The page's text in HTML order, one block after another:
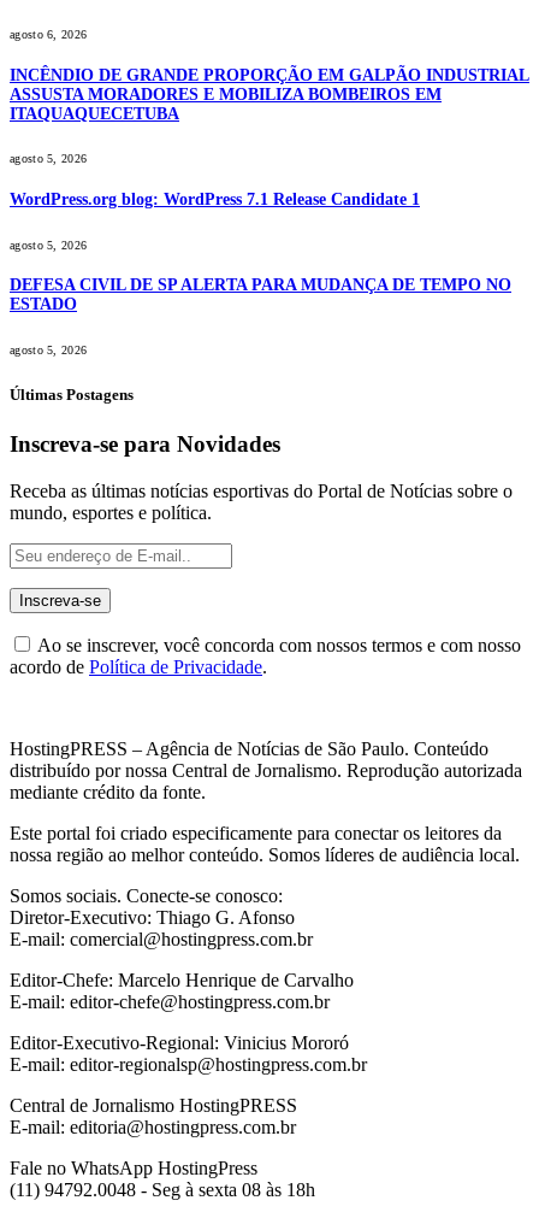
agosto 6, 2026
INCÊNDIO DE GRANDE PROPORÇÃO EM GALPÃO INDUSTRIAL
ASSUSTA MORADORES E MOBILIZA BOMBEIROS EM
ITAQUAQUECETUBA
agosto 5, 2026
WordPress.org blog: WordPress 7.1 Release Candidate 1
agosto 5, 2026
DEFESA CIVIL DE SP ALERTA PARA MUDANÇA DE TEMPO NO
ESTADO
agosto 5, 2026
Últimas Postagens
Inscreva-se para Novidades
Receba as últimas notícias esportivas do Portal de Notícias sobre o
mundo, esportes e política.
Ao se inscrever, você concorda com nossos termos e com nosso
acordo de Política de Privacidade.
HostingPRESS – Agência de Notícias de São Paulo. Conteúdo
distribuído por nossa Central de Jornalismo. Reprodução autorizada
mediante crédito da fonte.
Este portal foi criado especificamente para conectar os leitores da
nossa região ao melhor conteúdo. Somos líderes de audiência local.
Somos sociais. Conecte-se conosco:
Diretor-Executivo: Thiago G. Afonso
E-mail: comercial@hostingpress.com.br
Editor-Chefe: Marcelo Henrique de Carvalho
E-mail: editor-chefe@hostingpress.com.br
Editor-Executivo-Regional: Vinicius Mororó
E-mail: editor-regionalsp@hostingpress.com.br
Central de Jornalismo HostingPRESS
E-mail: editoria@hostingpress.com.br
Fale no WhatsApp HostingPress
(11) 94792.0048 - Seg à sexta 08 às 18h